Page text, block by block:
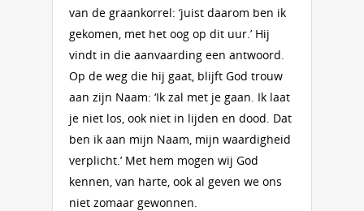
van de graankorrel: ‘juist daar­om ben ik
gekomen, met het oog op dit uur.’ Hij
vindt in die aanvaarding een antwoord.
Op de weg die hij gaat, blijft God trouw
aan zijn Naam: ‘Ik zal met je gaan. Ik laat
je niet los, ook niet in lijden en dood. Dat
ben ik aan mijn Naam, mijn waar­digheid
ver­plicht.’ Met hem mogen wij God
kennen, van harte, ook al geven we ons
niet zomaar gewonnen.